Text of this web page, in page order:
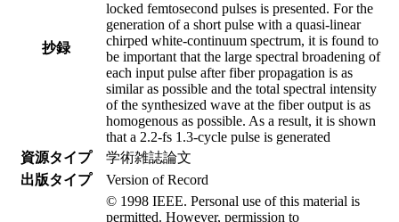
抄録
locked femtosecond pulses is presented. For the
generation of a short pulse with a quasi-linear
chirped white-continuum spectrum, it is found to
be important that the large spectral broadening of
each input pulse after fiber propagation is as
similar as possible and the total spectral intensity
of the synthesized wave at the fiber output is as
homogenous as possible. As a result, it is shown
that a 2.2-fs 1.3-cycle pulse is generated
資源タイプ
学術雑誌論文
出版タイプ
Version of Record
© 1998 IEEE. Personal use of this material is
permitted. However, permission to